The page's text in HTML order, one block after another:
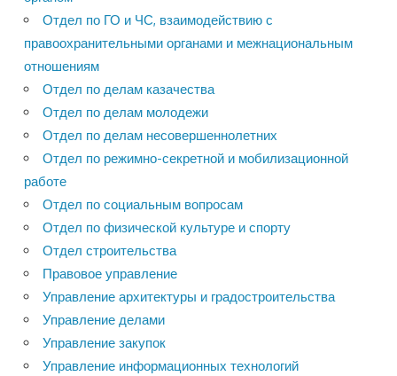
Отдел по ГО и ЧС, взаимодействию с
правоохранительными органами и межнациональным
отношениям
Отдел по делам казачества
Отдел по делам молодежи
Отдел по делам несовершеннолетних
Отдел по режимно-секретной и мобилизационной
работе
Отдел по социальным вопросам
Отдел по физической культуре и спорту
Отдел строительства
Правовое управление
Управление архитектуры и градостроительства
Управление делами
Управление закупок
Управление информационных технологий